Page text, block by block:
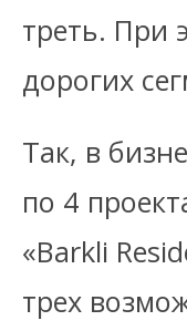
треть. При
дорогих
Так, в
по 4
«Barkli
трех